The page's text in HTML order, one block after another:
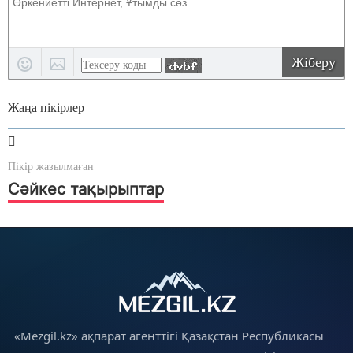
Жіберу
Жаңа пікірлер
Пікір жазылмаған
Сәйкес тақырыптар
«Mezgil.kz» ақпарат агенттігі Қазақстан Республикасы